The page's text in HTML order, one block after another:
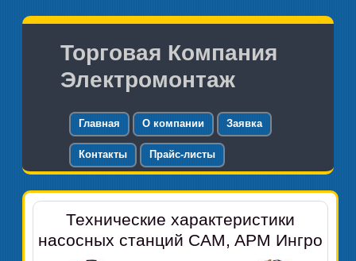
Торговая Компания
Электромонтаж
Главная О компании Заявка
Контакты Прайс-листы
Технические характеристики
насосных станций CAM, APM Ингро